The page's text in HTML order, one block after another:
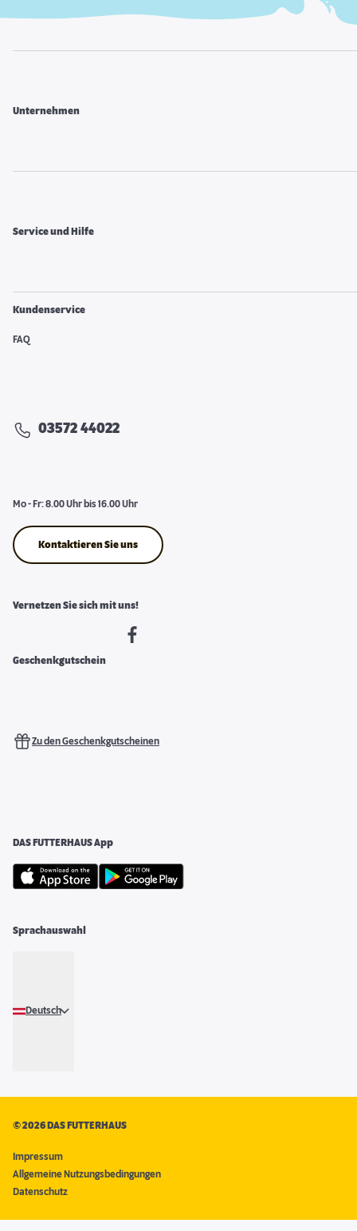
Unternehmen
Service und Hilfe
Kundenservice
FAQ
03572 44022
Mo - Fr: 8.00 Uhr bis 16.00 Uhr
Kontaktieren Sie uns
Vernetzen Sie sich mit uns!
Geschenkgutschein
Zu den Geschenkgutscheinen
DAS FUTTERHAUS App
Sprachauswahl
Deutsch
©2026 DAS FUTTERHAUS
Impressum
Allgemeine Nutzungsbedingungen
Datenschutz